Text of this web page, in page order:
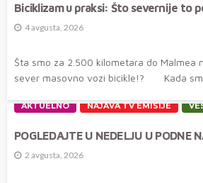
Biciklizam u praksi: Što severnije to
4 avgusta, 2026
Šta smo za 2.500 kilometara do Malmea
sever masovno vozi bicikle!? Kada
AKTUELNO NAJAVA TV EMISIJE
POGLEDAJTE U NEDELJU U PODNE
2 avgusta, 2026